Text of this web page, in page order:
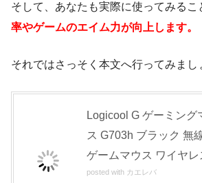
そして、あなたも実際に使ってみるこ
率やゲームのエイム力が向上します。
それではさっそく本文へ行ってみまし
Logicool G ゲーミング
ス G703h ブラック 無
ゲームマウス ワイヤ
posted with カエレバ